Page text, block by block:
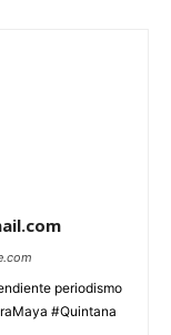
periodismo
#Quintana